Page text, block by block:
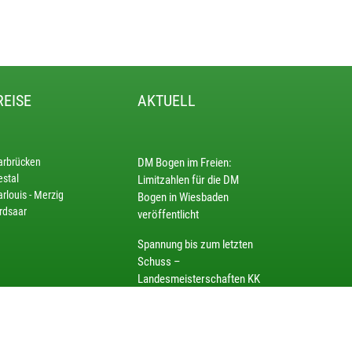
- Merzig
AKTUELL
DM Bogen im Freien:
Limitzahlen für die DM
Bogen in Wiesbaden
veröffentlicht
Spannung bis zum letzten
Schuss –
Landesmeisterschaften KK